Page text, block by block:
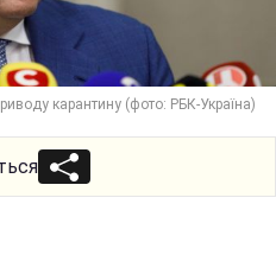
карантину (фото: РБК-Україна)